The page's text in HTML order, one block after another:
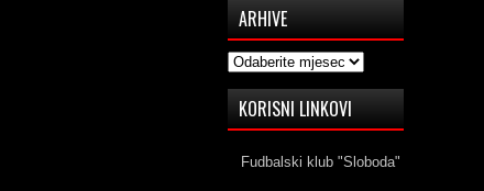
ARHIVE
Arhive
KORISNI LINKOVI
Fudbalski klub "Sloboda"